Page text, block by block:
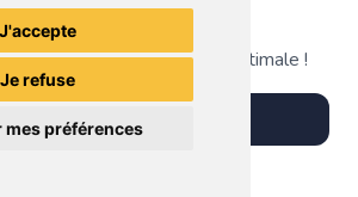
J'accepte
Je refuse
mes préférences
les articles du vendeur
Grenier du Geek
app pour une expérience optimale !
Télécharger l'app